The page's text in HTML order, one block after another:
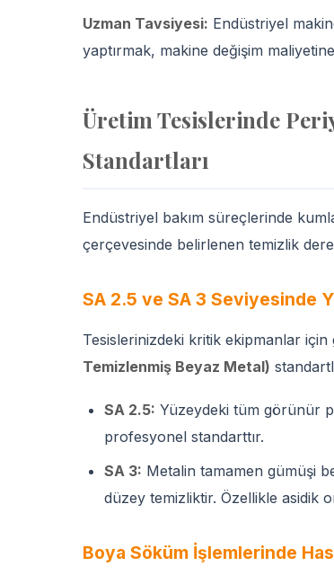
Uzman Tavsiyesi: Endüstriyel
yaptırmak, makine değişim
Üretim Tesislerinde
Standartları
Endüstriyel bakım süreçlerinde
çerçevesinde belirlenen temizlik
SA 2.5 ve SA 3 Seviyesinde
Tesislerinizdeki kritik ekipmanlar için
Temizlenmiş Beyaz Metal)
SA 2.5: Yüzeydeki tüm görünür
profesyonel standarttır.
SA 3: Metalin tamamen gümüşi
düzey temizliktir. Özellikle asidik
Boya Söküm İşlemlerinde